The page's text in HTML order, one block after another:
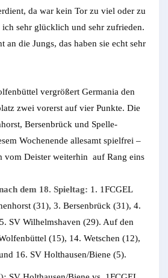
da war kein Tor zu viel oder zu
sehr glücklich und sehr zufrieden.
an die Jungs, das haben sie echt sehr
vergrößert Germania den
zwei vorerst auf vier Punkte. Die
Bersenbrück und Spelle-
Wochenende allesamt spielfrei –
vom Deister weiterhin auf Rang eins
dem 18. Spieltag: 1. 1FCGEL
(31), 3. Bersenbrück (31), 4.
SV Wilhelmshaven (29). Auf den
(15), 14. Wetschen (12),
16. SV Holthausen/Biene (5).